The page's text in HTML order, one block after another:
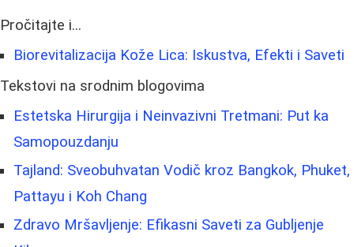
Pročitajte i...
Biorevitalizacija Kože Lica: Iskustva, Efekti i Saveti
Tekstovi na srodnim blogovima
Estetska Hirurgija i Neinvazivni Tretmani: Put ka
Samopouzdanju
Tajland: Sveobuhvatan Vodič kroz Bangkok, Phuket,
Pattayu i Koh Chang
Zdravo Mršavljenje: Efikasni Saveti za Gubljenje